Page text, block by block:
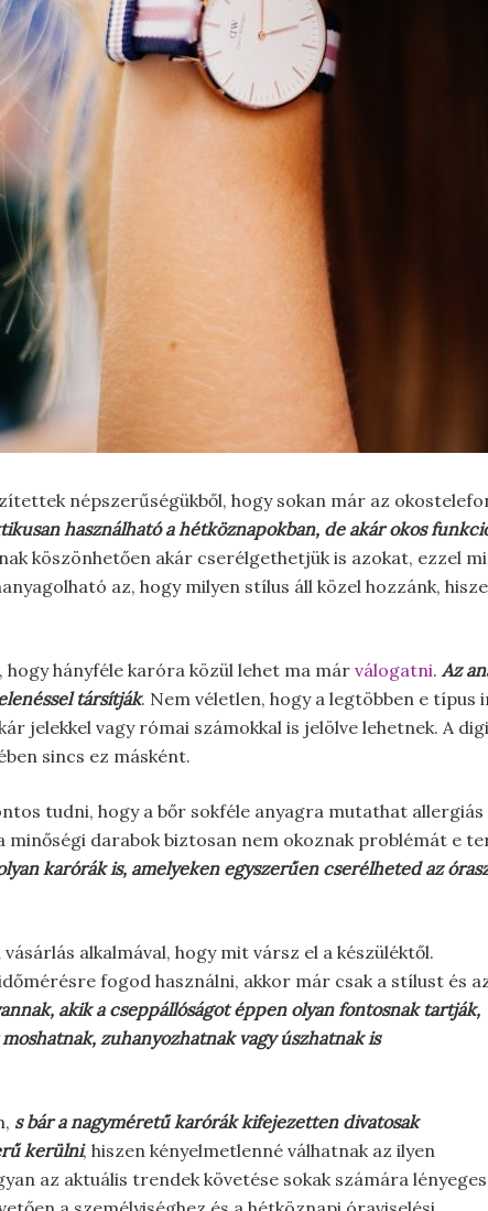
népszerűségükből, hogy sokan már az
használható a hétköznapokban, de akár okos
köszönhetően akár cserélgethetjük is azokat, ezzel
az, hogy milyen stílus áll közel hozzánk,
hányféle karóra közül lehet ma már válogatni. Az
társítják. Nem véletlen, hogy a legtöbben e típus
jelekkel vagy római számokkal is jelölve lehetnek. A
sincs ez másként.
tudni, hogy a bőr sokféle anyagra mutathat
minőségi darabok biztosan nem okoznak problémát e
karórák is, amelyeken egyszerűen cserélheted az
alkalmával, hogy mit vársz el a készüléktől.
fogod használni, akkor már csak a stílust és
akik a cseppállóságot éppen olyan fontosnak tartják,
zuhanyozhatnak vagy úszhatnak is
s bár a nagyméretű karórák kifejezetten divatosak
kerülni, hiszen kényelmetlenné válhatnak az ilyen
az aktuális trendek követése sokak számára